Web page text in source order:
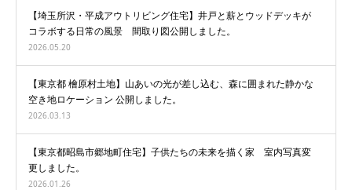
【埼玉所沢・平成アウトリビング住宅】井戸と薪とウッドデッキが
コラボする日常の風景 間取り図公開しました。
2026.05.20
【東京都 檜原村土地】山あいの光が差し込む、森に囲まれた静かな
空き地ロケーション 公開しました。
2026.03.13
【東京都昭島市郷地町住宅】子供たちの未来を描く家 室内写真変
更しました。
2026.01.26